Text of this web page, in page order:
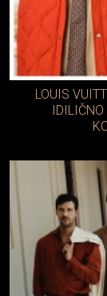
LOUIS
IDILIČNO